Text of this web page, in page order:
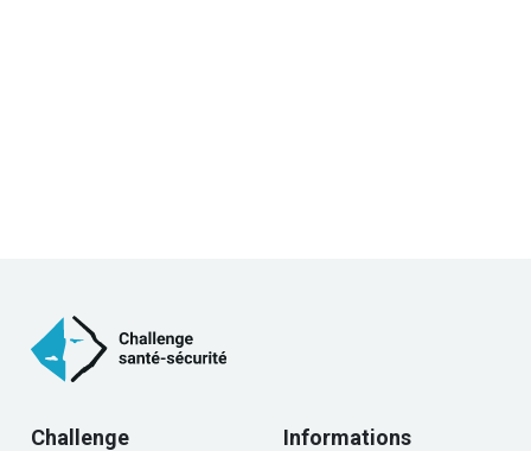
Challenge Informations